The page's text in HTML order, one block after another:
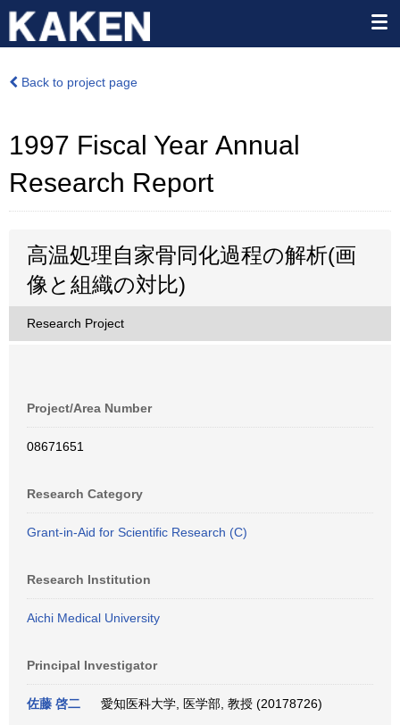
Back to project page
1997 Fiscal Year Annual
Research Report
高温処理自家骨同化過程の解析(画
像と組織の対比)
Research Project
Project/Area Number
08671651
Research Category
Grant-in-Aid for Scientific Research (C)
Research Institution
Aichi Medical University
Principal Investigator
佐藤 啓二 愛知医科大学, 医学部, 教授 (20178726)